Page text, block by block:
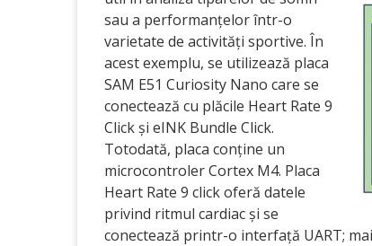
sau a performanțelor într-o
varietate de activități sportive. În
acest exemplu, se utilizează placa
SAM E51 Curiosity Nano care se
conectează cu plăcile Heart Rate 9
Click și eINK Bundle Click.
Totodată, placa conține un
microcontroler Cortex M4. Placa
Heart Rate 9 click oferă datele
privind ritmul cardiac și se
conectează printr-o interfață UART;